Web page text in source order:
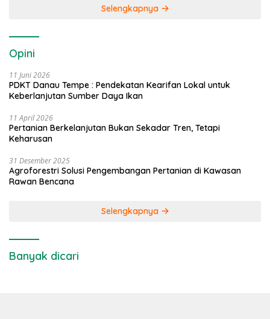
Selengkapnya
Opini
11 Juni 2026
PDKT Danau Tempe : Pendekatan Kearifan Lokal untuk
Keberlanjutan Sumber Daya Ikan
11 April 2026
Pertanian Berkelanjutan Bukan Sekadar Tren, Tetapi
Keharusan
31 Desember 2025
Agroforestri Solusi Pengembangan Pertanian di Kawasan
Rawan Bencana
Selengkapnya
Banyak dicari